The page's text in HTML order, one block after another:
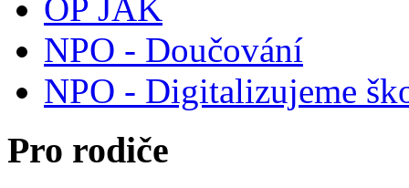
OP JAK
NPO - Doučování
NPO - Digitalizujeme
Pro rodiče